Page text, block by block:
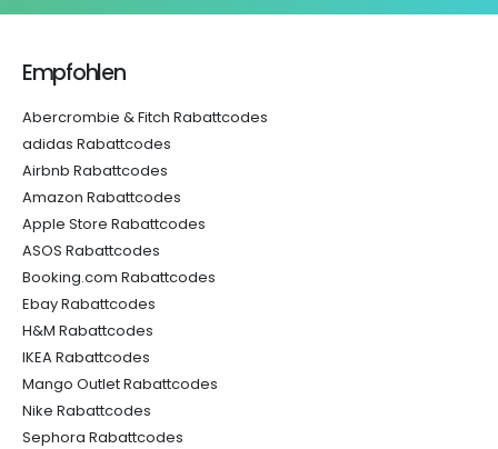
Empfohlen
Abercrombie & Fitch Rabattcodes
adidas Rabattcodes
Airbnb Rabattcodes
Amazon Rabattcodes
Apple Store Rabattcodes
ASOS Rabattcodes
Booking.com Rabattcodes
Ebay Rabattcodes
H&M Rabattcodes
IKEA Rabattcodes
Mango Outlet Rabattcodes
Nike Rabattcodes
Sephora Rabattcodes